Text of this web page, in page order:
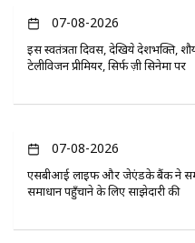
07-08-2026
इस स्वतंत्रता दिवस, देखिये देशभक्ति,
टेलीविजन प्रीमियर, सिर्फ ज़ी सिनेमा पर
07-08-2026
एसबीआई लाइफ और जेएंडके बैंक ने
समाधान पहुँचाने के लिए साझेदारी की